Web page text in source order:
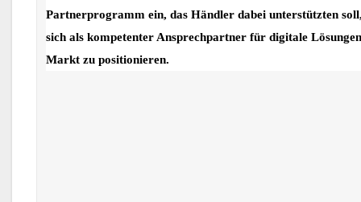
Partnerprogramm ein, das Händler dabei unterstützten
sich als kompetenter Ansprechpartner für digitale
Markt zu positionieren.